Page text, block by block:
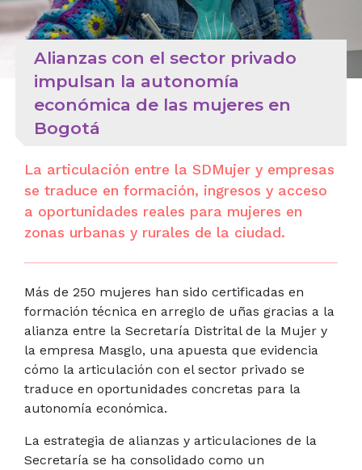
Alianzas con el sector privado
impulsan la autonomía
económica de las mujeres en
Bogotá
La articulación entre la SDMujer y empresas
se traduce en formación, ingresos y acceso
a oportunidades reales para mujeres en
zonas urbanas y rurales de la ciudad.
Más de 250 mujeres han sido certificadas en
formación técnica en arreglo de uñas gracias a la
alianza entre la Secretaría Distrital de la Mujer y
la empresa Masglo, una apuesta que evidencia
cómo la articulación con el sector privado se
traduce en oportunidades concretas para la
autonomía económica.
La estrategia de alianzas y articulaciones de la
Secretaría se ha consolidado como un